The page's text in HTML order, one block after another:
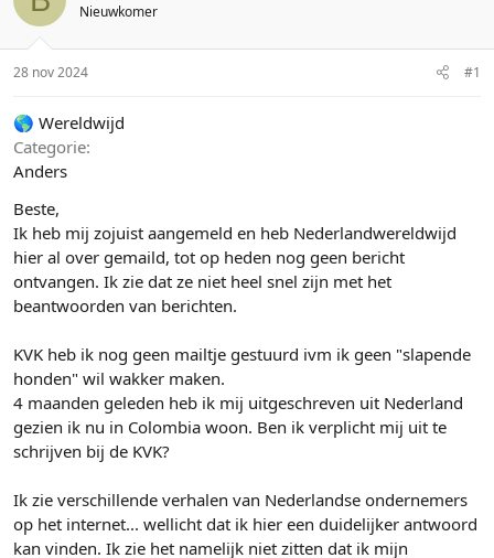
r
r
s
t
a
t
e
r
t
Nieuwkomer
28 nov 2024 #1
🌎 Wereldwijd
Categorie
Anders
Beste,
Ik heb mij zojuist aangemeld en heb Nederlandwereldwijd
hier al over gemaild, tot op heden nog geen bericht
ontvangen. Ik zie dat ze niet heel snel zijn met het
beantwoorden van berichten.
KVK heb ik nog geen mailtje gestuurd ivm ik geen "slapende
honden" wil wakker maken.
4 maanden geleden heb ik mij uitgeschreven uit Nederland
gezien ik nu in Colombia woon. Ben ik verplicht mij uit te
schrijven bij de KVK?
Ik zie verschillende verhalen van Nederlandse ondernemers
op het internet... wellicht dat ik hier een duidelijker antwoord
kan vinden. Ik zie het namelijk niet zitten dat ik mijn